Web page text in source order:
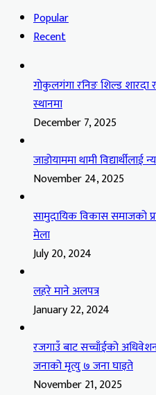
Popular
Recent
गोकुलगंगा रनिङ शिल्ड शारदा
स्थानमा
December 7, 2025
जाडोयाममा थामी विद्यार्थीलाई
November 24, 2025
सामुदायिक विकास समाजको
मेला
July 20, 2024
लहरे माने अलपत्र
January 22, 2024
रजगाउँ बाट सच्चाँईको
जनाको मृत्यु ७ जना घाइते
November 21, 2025